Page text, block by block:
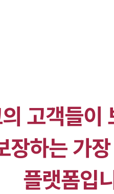
고객들이
장하는 가
플랫폼입